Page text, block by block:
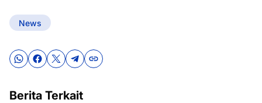
News
Berita Terkait